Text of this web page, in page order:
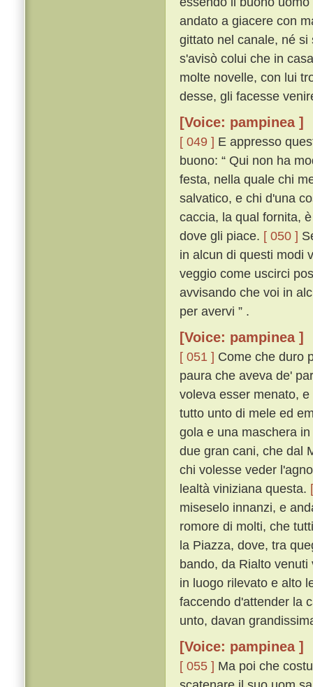
andato a giacere con
gittato nel canale, né
s'avisò colui che in
molte novelle, con lui
desse, gli facesse
[Voice: pampinea ]
[ 049 ] E appresso
buono: “ Qui non ha
festa, nella quale chi
salvatico, e chi d'una
caccia, la qual fornita,
dove gli piace. [ 050 ]
in alcun di questi modi
veggio come uscirci
avvisando che voi in
per avervi ” .
[Voice: pampinea ]
[ 051 ] Come che duro
paura che aveva de'
voleva esser menato,
tutto unto di mele ed
gola e una maschera
due gran cani, che dal
chi volesse veder
lealtà viniziana questa.
miseselo innanzi, e
romore di molti, che
la Piazza, dove, tra
bando, da Rialto
in luogo rilevato e alto
faccendo d'attender la
unto, davan
[Voice: pampinea ]
[ 055 ] Ma poi che